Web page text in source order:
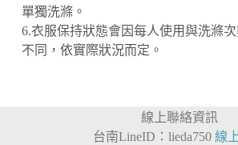
單獨洗滌。
6.衣服保持狀態會因每人使用與洗滌
不同，依實際狀況而定。
線上聯絡資訊
台南LineID：lieda750 線